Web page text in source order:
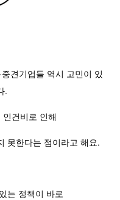
견기업들 역시 고민이 있
.
건비로 인해
못한다는 점이라고 해요.
는 정책이 바로